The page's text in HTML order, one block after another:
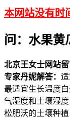
本网站没有时
问：水果黄
北京王女士网站
专家丹妮解答：
最适宜生长温度
气湿度和土壤湿
松肥沃的土壤种